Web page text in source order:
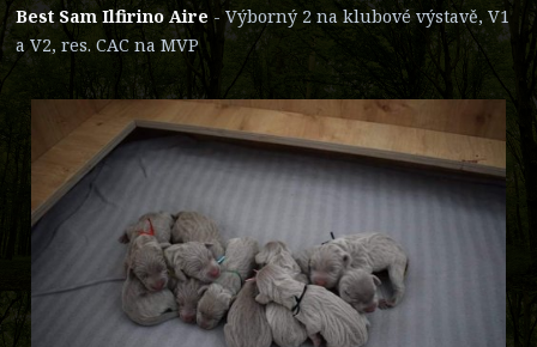
Best Sam Ilfirino Aire - Výborný 2 na klubové výstavě, V1
a V2, res. CAC na MVP